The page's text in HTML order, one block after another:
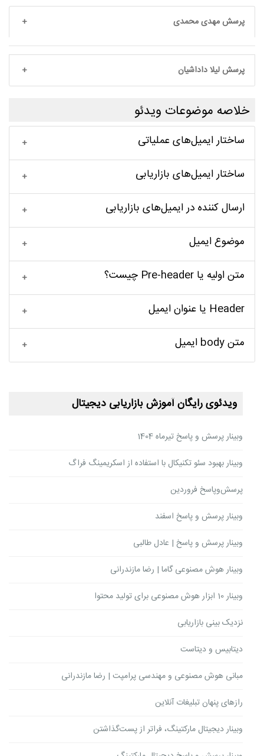
پرسش مهدی محمدی
پرسش لیلا داداشیان
خلاصه موضوعات ویدئو
ساختار ایمیل‌های عملیاتی
ساختار ایمیل‌های بازاریابی
ارسال کننده در ایمیل‌های بازاریابی
موضوع ایمیل
متن اولیه یا Pre-header چیست؟
Header یا عنوان ایمیل
متن body ایمیل
ویدئوی رایگان آموزش بازاریابی دیجیتال
وبینار پرسش و پاسخ تیرماه 1404
وبینار بهبود سئو تکنیکال با استفاده از اسکریمینگ فراگ
پرسش‌وپاسخ فروردین
وبینار پرسش و پاسخ اسفند
وبینار پرسش و پاسخ | عادل طالبی
وبینار هوش مصنوعی گاما | رضا مازندرانی
وبینار 10 ابزار هوش مصنوعی برای تولید محتوا
نزدیک بینی بازاریابی
دیتابیس و دیتاست
مبانی هوش مصنوعی و مهندسی پرامپت | رضا مازندرانی
رازهای پنهان تبلیغات آنلاین
وبینار دیجیتال مارکتینگ، فراتر از پست‌گذاشتن